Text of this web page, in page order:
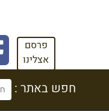
פרסם
אצלינו
חפש באתר :